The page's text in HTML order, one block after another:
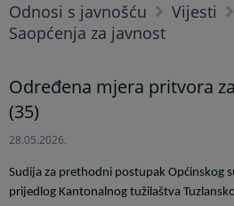
Odnosi s javnošću
Vijesti
Saopćenja za javnost
Određena mjera pritvora
(35)
28.05.2026.
Sudija za prethodni postupak Općinskog
prijedlog Kantonalnog tužilaštva